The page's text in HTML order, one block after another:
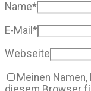
Name*
E-Mail *
Webseite
Meinen